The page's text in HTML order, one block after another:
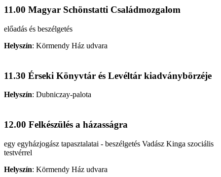
11.00 Magyar Schönstatti Családmozgalom
előadás és beszélgetés
Helyszín: Körmendy Ház udvara
11.30 Érseki Könyvtár és Levéltár kiadványbörzéje
Helyszín: Dubniczay-palota
12.00 Felkészülés a házasságra
egy egyházjogász tapasztalatai - beszélgetés Vadász Kinga szociális
testvérrel
Helyszín: Körmendy Ház udvara